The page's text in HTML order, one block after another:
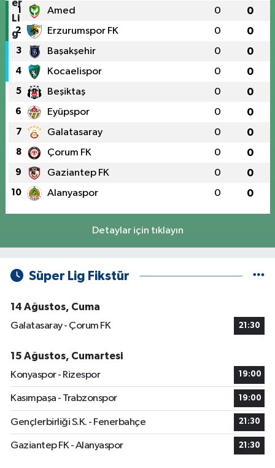
1 Amed 0 0
2 Erzurumspor FK 0 0
3 Başakşehir 0 0
4 Kocaelispor 0 0
5 Beşiktaş 0 0
6 Eyüpspor 0 0
7 Galatasaray 0 0
8 Çorum FK 0 0
9 Gaziantep FK 0 0
10 Alanyaspor 0 0
Detaylar için tıklayın
Süper Lig Fikstür
14 Ağustos, Cuma
Galatasaray - Çorum FK
21:30
15 Ağustos, Cumartesi
Konyaspor - Rizespor
19:00
Kasımpaşa - Trabzonspor 19:00
Gençlerbirliği S.K. - Fenerbahçe 21:30
Gaziantep FK - Alanyaspor 21:30